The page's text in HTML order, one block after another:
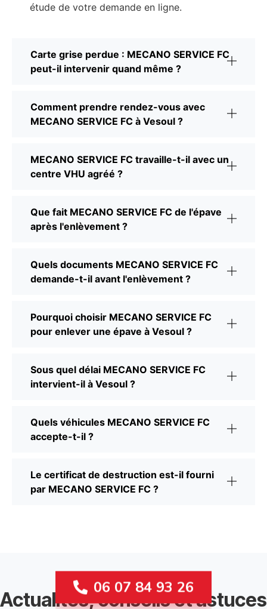
étude de votre demande en ligne.
Carte grise perdue : MECANO SERVICE FC
peut-il intervenir quand même ?
Comment prendre rendez-vous avec
MECANO SERVICE FC à Vesoul ?
MECANO SERVICE FC travaille-t-il avec un
centre VHU agréé ?
Que fait MECANO SERVICE FC de l'épave
après l'enlèvement ?
Quels documents MECANO SERVICE FC
demande-t-il avant l'enlèvement ?
Pourquoi choisir MECANO SERVICE FC
pour enlever une épave à Vesoul ?
Sous quel délai MECANO SERVICE FC
intervient-il à Vesoul ?
Quels véhicules MECANO SERVICE FC
accepte-t-il ?
Le certificat de destruction est-il fourni
par MECANO SERVICE FC ?
Actualités, conseils et astuces
06 07 84 93 26